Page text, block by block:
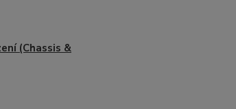
(Chassis &